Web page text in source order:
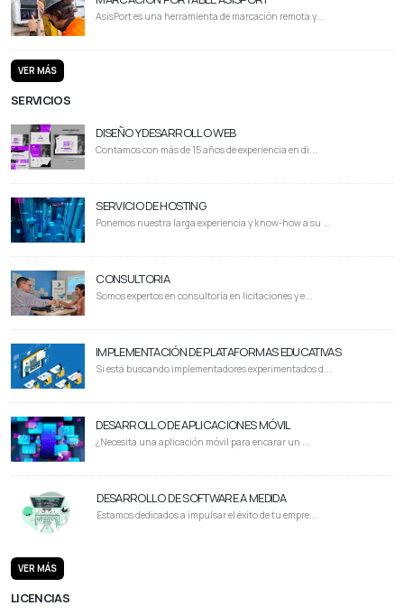
AsisPort es una herramienta de marcación remota y...
VER MÁS
SERVICIOS
DISEÑO Y DESARROLLO WEB
Contamos con más de 15 años de experiencia en di...
SERVICIO DE HOSTING
Ponemos nuestra larga experiencia y know-how a su ...
CONSULTORIA
Somos expertos en consultoría en licitaciones y e...
IMPLEMENTACIÓN DE PLATAFORMAS EDUCATIVAS
Si está buscando implementadores experimentados d...
DESARROLLO DE APLICACIONES MÓVIL
¿Necesita una aplicación móvil para encarar un ...
DESARROLLO DE SOFTWARE A MEDIDA
Estamos dedicados a impulsar el éxito de tu empre...
VER MÁS
LICENCIAS